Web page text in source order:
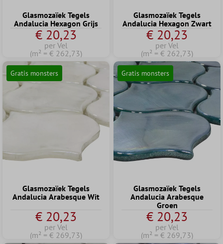
Glasmozaïek Tegels
Andalucia Hexagon Grijs
€ 20,23
per Vel
(m² = € 262,73)
Glasmozaïek Tegels
Andalucia Hexagon Zwart
€ 20,23
per Vel
(m² = € 262,73)
Gratis monsters
Glasmozaïek Tegels
Andalucia Arabesque Wit
€ 20,23
per Vel
(m² = € 269,73)
Gratis monsters
Glasmozaïek Tegels
Andalucia Arabesque
Groen
€ 20,23
per Vel
(m² = € 269,73)